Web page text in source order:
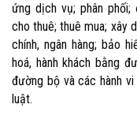
ứng dịch vụ; phân
cho thuê; thuê mua; xây
chính, ngân hàng; bảo
hoá, hành khách bằng
đường bộ và các hành
luật.